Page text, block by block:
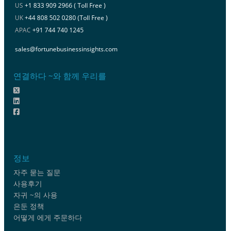
US +1 833 909 2966 ( Toll Free )
UK+44 808 502 0280 (Toll Free )
APAC +91 744 740 1245
sales@fortunebusinessinsights.com
연결하다 ~와 함께 우리를
정보
자주 묻는 질문
사용후기
자귀 ~의 사용
은둔 정책
어떻게 에게 주문하다